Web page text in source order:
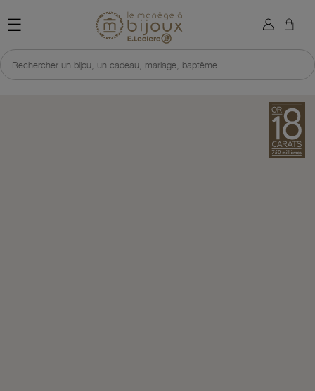
☰ Retour à l'accueil du site
Rechercher un bijou, un cadeau, mariage, baptême...
×